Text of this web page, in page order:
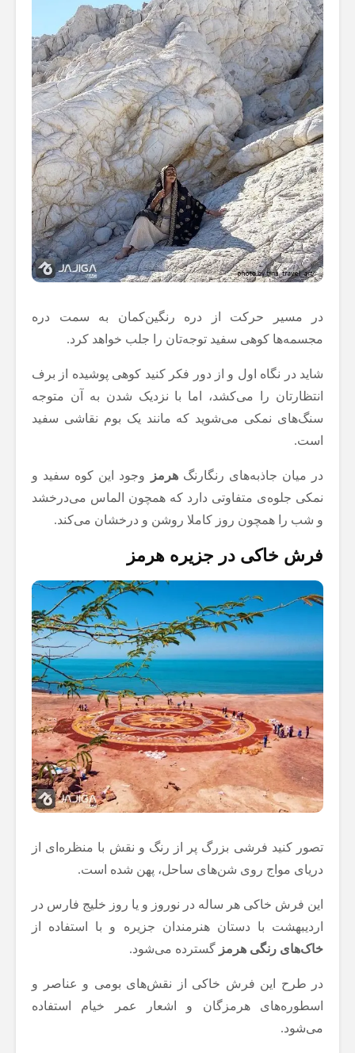
در مسیر حرکت از دره رنگین‌کمان به سمت دره
مجسمه‌ها کوهی سفید توجه‌تان را جلب خواهد کرد.
شاید در نگاه اول و از دور فکر کنید کوهی پوشیده از برف
انتظارتان را می‌کشد، اما با نزدیک شدن به آن متوجه
سنگ‌های نمکی می‌شوید که مانند یک بوم نقاشی سفید
است.
در میان جاذبه‌های رنگارنگهرمز
وجود این کوه سفید و
نمکی جلوه‌ی متفاوتی دارد که همچون الماس می‌درخشد
و شب را همچون روز کاملا روشن و درخشان می‌کند.
فرش خاکی در جزیره هرمز
تصور کنید فرشی بزرگ پر از رنگ و نقش با منظره‌ای از
دریای مواج روی شن‌های ساحل، پهن شده است.
این فرش خاکی هر ساله در نوروز و یا روز خلیج فارس در
اردیبهشت با دستان هنرمندان جزیره و با استفاده از
خاک‌های رنگی هرمز گسترده می‌شود.
در طرح این فرش خاکی از نقش‌های بومی و عناصر و
اسطوره‌های هرمزگان و اشعار عمر خیام استفاده
می‌شود.